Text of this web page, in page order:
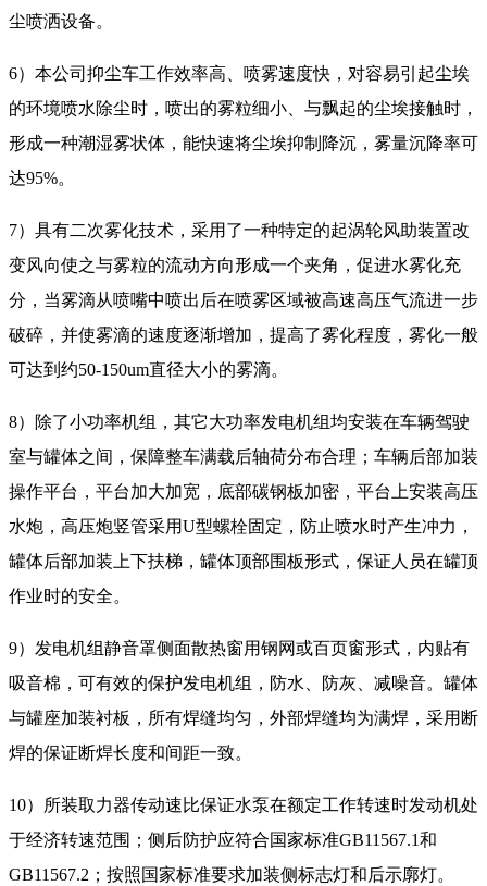
尘喷洒设备。
6）本公司抑尘车工作效率高、喷雾速度快，对容易引起尘埃
的环境喷水除尘时，喷出的雾粒细小、与飘起的尘埃接触时，
形成一种潮湿雾状体，能快速将尘埃抑制降沉，雾量沉降率可
达95%。
7）具有二次雾化技术，采用了一种特定的起涡轮风助装置改
变风向使之与雾粒的流动方向形成一个夹角，促进水雾化充
分，当雾滴从喷嘴中喷出后在喷雾区域被高速高压气流进一步
破碎，并使雾滴的速度逐渐增加，提高了雾化程度，雾化一般
可达到约50-150um直径大小的雾滴。
8）除了小功率机组，其它大功率发电机组均安装在车辆驾驶
室与罐体之间，保障整车满载后轴荷分布合理；车辆后部加装
操作平台，平台加大加宽，底部碳钢板加密，平台上安装高压
水炮，高压炮竖管采用U型螺栓固定，防止喷水时产生冲力，
罐体后部加装上下扶梯，罐体顶部围板形式，保证人员在罐顶
作业时的安全。
9）发电机组静音罩侧面散热窗用钢网或百页窗形式，内贴有
吸音棉，可有效的保护发电机组，防水、防灰、减噪音。罐体
与罐座加装衬板，所有焊缝均匀，外部焊缝均为满焊，采用断
焊的保证断焊长度和间距一致。
10）所装取力器传动速比保证水泵在额定工作转速时发动机处
于经济转速范围；侧后防护应符合国家标准GB11567.1和
GB11567.2；按照国家标准要求加装侧标志灯和后示廓灯。